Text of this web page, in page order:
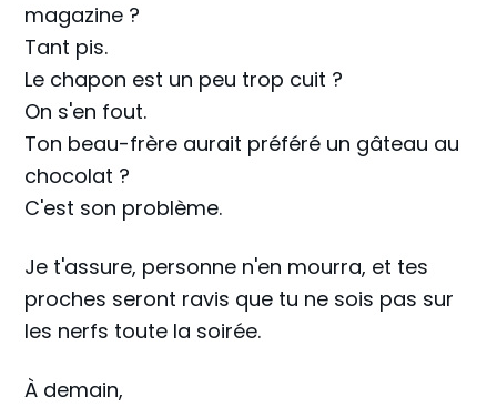
magazine ?
Tant pis.
Le chapon est un peu trop cuit ?
On s'en fout.
Ton beau-frère aurait préféré un gâteau au
chocolat ?
C'est son problème.
Je t'assure, personne n'en mourra, et tes
proches seront ravis que tu ne sois pas sur
les nerfs toute la soirée.
À demain,